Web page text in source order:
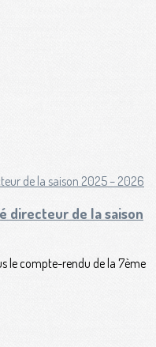
directeur de la saison
le compte-rendu de la 7ème